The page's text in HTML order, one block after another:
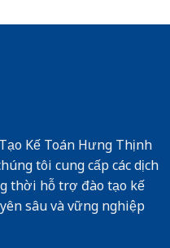
Kế Toán Hưng Thịnh
tôi cung cấp các dịch
thời hỗ trợ đào tạo kế
sâu và vững nghiệp